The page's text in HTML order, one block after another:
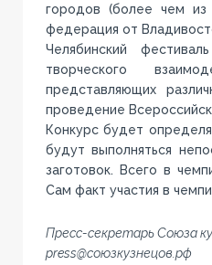
городов (более чем из
федерация от
Челябинский
творческого
представляющих
проведение
Конкурс будет
будут выполняться
заготовок. Всего в
Сам факт участия в
Пресс-секретарь Союза
press@союзкузнецов.рф